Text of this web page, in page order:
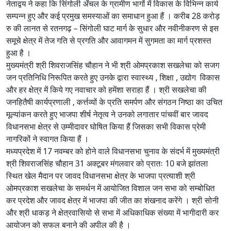
नेताद्वय ने कहा कि सिंगोली अँचल के ग्रामीण भागों में विकास के विभिन्न कार्य
सम्पन्न हुए और कई प्रमुख समस्याओं का समाधान हुआ हैं । करीब 28 करोड़
रु की लानत से रतनगढ़ – सिंगोली घाट मार्ग के सुधार और नवीनीकरण से इस
समूचे क्षेत्र में तेज गति से प्रगति और आवागमन में सुगमता का मार्ग प्रशस्त
हुआ है ।
मुख्यमंत्री श्री शिवराजसिंह चौहान ने भी श्री ओमप्रकाश सखलेचा को सजग
जन प्रतिनिधि निरूपित करते हुए उनके द्वारा स्वास्थ्य , शिक्षा , उद्योग विकास
और हर क्षेत्र में किये गए नवाचार को हमेंशा सराहा हैं । श्री सखलेचा की
जनहितैषी कार्यप्रणाली , कर्त्तव्यों के प्रति समर्पण और संगठन निष्ठा का उचित
मूल्यांकन करते हुए भाजपा शीर्ष नेतृत्व ने उनको लगातार पांचवीं बार जावद
विधानसभा क्षेत्र से उम्मीदावर घोषित किया हैं जिसका सभी विकास प्रेमी
नागरिकों ने स्वागत किया हैं ।
मध्यप्रदेश में 17 नवम्बर को होने वाले विधानसभा चुनाव के संदर्भ में मुख्यमंत्री
श्री शिवराजसिंह चौहान 31 अक्टूबर मंगलवार को प्रातः 10 बजे झांतला
स्थित खेल मैदान पर जावद विधानसभा क्षेत्र के भाजपा प्रत्याशी श्री
ओमप्रकाश सखलेचा के समर्थन में आयोजित विशाल जन सभा को सम्बोधित
कर प्रदेश और जावद क्षेत्र में भाजपा की जीत का शंखनाद करेंगे । श्री सोनी
और श्री धाकड़ ने क्षेत्रवासियो से सभा में अधिकाधिक संख्या में भागीदारी कर
आयोजन को सफल बनाने की अपील की है ।